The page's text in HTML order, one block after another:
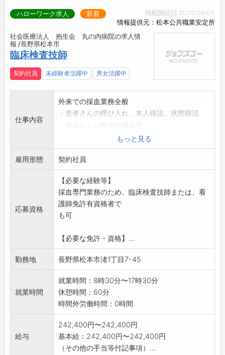
ります
理美容家電：ドライヤー・カールドライヤー・
ビューティーケアなど
調理家電：ミキサー・フードプロセッサー・ミ
ルミキサー・コンベクションオーブンなど
◎上記の他にも自社ブランドを展開していま
す。
門を独立させ、「テスコム電機㈱」を設立。創
業当初はカールドライヤーを主力製品とし、そ
の後、各種ドライヤーの量産を開始。現在では
プロユース（美容室向け）のドライヤー
「Nobby」ブランドとしてトップシェア※の立
く、調理家電・健康家電の分野でも多数製品展
※2024年4月から2025年3月の国内美容院への
業務利用ドライヤー販売荷数（サロンでの販売
分除く）東京商工リサーチ調べ
■成長の理由
美容室業界向け「理美容機器」納入実績トップ
シェアの同社は、美容サロンで培った実績と技
術力をもとに、コンシューマー市場にも商品展
開しております。「キレイをつくる」スローガ
ンのもとアウタービューティーだけでなくイン
掲載開始日:2026/08/05
情報提供元：松本公共職業安定所
ハローワーク求人 新着
社会医療法人 抱生会 丸の内病院の求人情
報 /長野県松本市
臨床検査技師
契約社員 未経験者活躍中 男女活躍中
仕事内容
外来での採血業務全般
・患者さんの呼び入れ、本人確認、状態確認
・採血に伴う各機器の準備、片付け、清掃
※原則、採血業務に特化した勤務となりま
す。
応募する方は、ハローワークの紹介状をお持ち
ください。
変更範囲:なし
もっと見る
雇用形態 契約社員
応募資格
【必要な経験等】
採血専門業務のため、臨床検査技師または、看
護師免許有資格者で
も可
【必要な免許・資格】...
勤務地 長野県松本市渚1丁目7-45
就業時間
就業時間：8時30分〜17時30分
休憩時間：60分
時間外労働時間：0時間
給与
242,400円〜242,400円
基本給：242,400円〜242,400円
（その他の手当等付記事項）...